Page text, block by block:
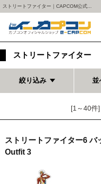
ストリートファイター｜CAPCOM公式...
ストリートファイター
絞り込み 並
[1～40件]
ストリートファイター6
Outfit 3